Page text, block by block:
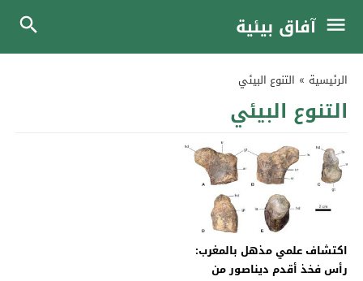
آفاق بيئية
الرئيسية » التنوع البيئي
التنوع البيئي
اكتشاف علمي مذهل بالمغرب:
رأس فخذ أقدم ديناصور من